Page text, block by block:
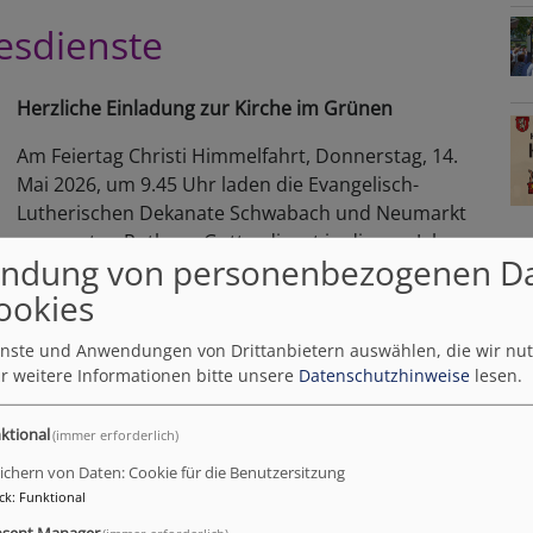
Herzliche Einladung zur Kirche im Grünen
Am Feiertag Christi Himmelfahrt, Donnerstag, 14.
Mai 2026, um 9.45 Uhr laden die Evangelisch-
Lutherischen Dekanate Schwabach und Neumarkt
zum ersten Rothsee-Gottesdienst in diesem Jahr
ein. Bis in den September hinein wird das Seeufer
am Strandhaus Birkach dann wieder regelmäßig
zur Kirche im Grünen.
Weiterlesenüber
von personenbezogenen
und Anwendungen von Drittanbietern auswählen, die wir
weitere Informationen bitte unsere Datenschutzhinweise lesen.
(immer erforderlich)
von Daten: Cookie für die Benutzersitzung
: Funktional